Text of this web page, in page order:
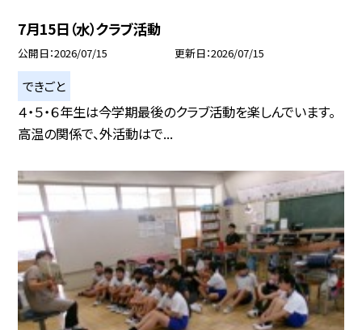
7月15日（水）クラブ活動
公開日 2026/07/15 更新日 2026/07/15
できごと
４・５・６年生は今学期最後のクラブ活動を楽しんでいます。
高温の関係で、外活動はで...